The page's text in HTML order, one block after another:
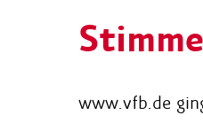
www.vfb.de